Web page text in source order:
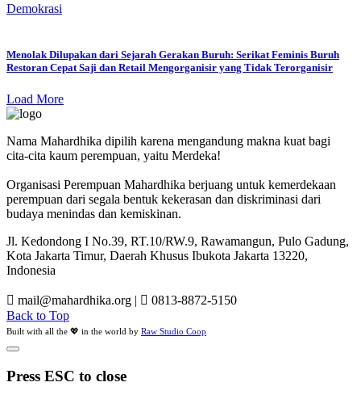
Demokrasi
Menolak Dilupakan dari Sejarah Gerakan Buruh: Serikat Feminis Buruh
Restoran Cepat Saji dan Retail Mengorganisir yang Tidak Terorganisir
Load More
Nama Mahardhika dipilih karena mengandung makna kuat bagi
cita-cita kaum perempuan, yaitu Merdeka!
Organisasi Perempuan Mahardhika berjuang untuk kemerdekaan
perempuan dari segala bentuk kekerasan dan diskriminasi dari
budaya menindas dan kemiskinan.
Jl. Kedondong I No.39, RT.10/RW.9, Rawamangun, Pulo Gadung,
Kota Jakarta Timur, Daerah Khusus Ibukota Jakarta 13220,
Indonesia
mail@mahardhika.org |
0813-8872-5150
Back to Top
Built with all the 💖 in the world by Raw Studio Coop
Press ESC to close